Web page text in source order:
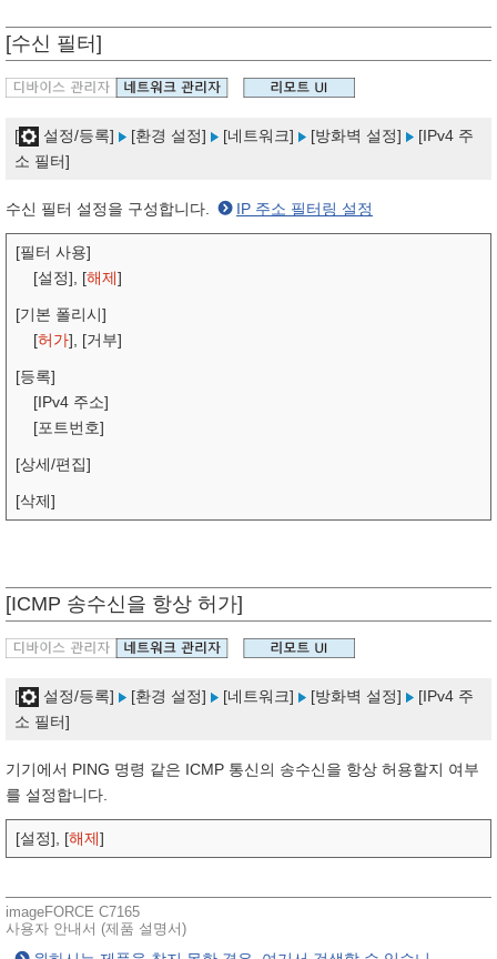
[수신 필터]
[ 설정/등록] [환경 설정] [네트워크] [방화벽 설정]
[IPv4 주
소 필터]
수신 필터 설정을 구성합니다. IP 주소 필터링 설정
[필터 사용]
[설정], [해제]
[기본 폴리시]
[허가], [거부]
[등록]
[IPv4 주소]
[포트번호]
[상세/편집]
[삭제]
[ICMP 송수신을 항상 허가]
[ 설정/등록] [환경 설정] [네트워크] [방화벽 설정]
[IPv4 주
소 필터]
기기에서 PING 명령 같은 ICMP 통신의 송수신을 항상 허용할지 여부
를 설정합니다.
[설정], [해제]
imageFORCE C7165
사용자 안내서 (제품 설명서)